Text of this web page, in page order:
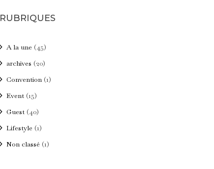
RUBRIQUES
A la une (45)
archives (20)
Convention (1)
Event (15)
Guest (40)
Lifestyle (1)
Non classé (1)